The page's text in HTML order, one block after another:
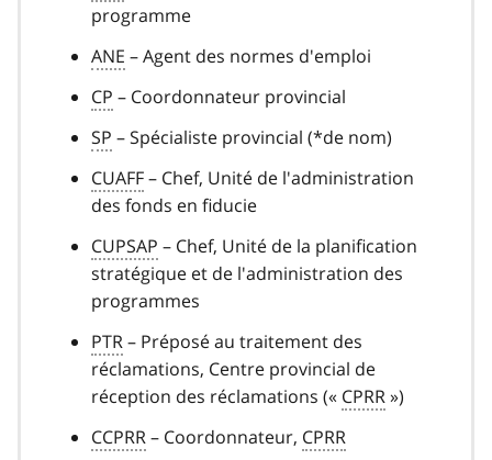
programme
ANE – Agent des normes d'emploi
CP – Coordonnateur provincial
SP – Spécialiste provincial (*de nom)
CUAFF– Chef, Unité de l'administration
des fonds en fiducie
CUPSAP – Chef, Unité de la planification
stratégique et de l'administration des
programmes
PTR– Préposé au traitement des
réclamations, Centre provincial de
réception des réclamations (« CPRR»)
CCPRR– Coordonnateur, CPRR